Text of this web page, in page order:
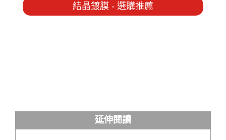
結晶鍍膜 - 選購推薦
延伸閱讀